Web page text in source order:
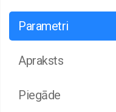
Parametri
Apraksts
Piegāde